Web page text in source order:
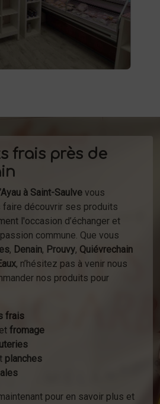
fermiers vous attendent.
de la vente directe de
d'épicerie
notre service de
livraison.
frais près de
à Saint-Saulve vous
faire découvrir ses produits
l'occasion d’échanger et
commune. Que vous
, Denain, Prouvy, Quiévrechain
, n’hésitez pas à venir nous
nos produits pour
frais
et fromage
planches
pour en savoir plus et